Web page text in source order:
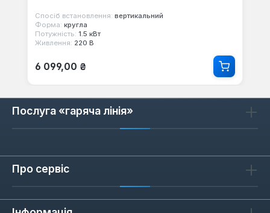
Спосіб встановлення: вертикальний
Форма: кругла
Потужність: 1.5 кВт
Живлення: 220 В
Звичайна ціна:
6 099,00 ₴
Послуга «гаряча лінія»
Про сервіс